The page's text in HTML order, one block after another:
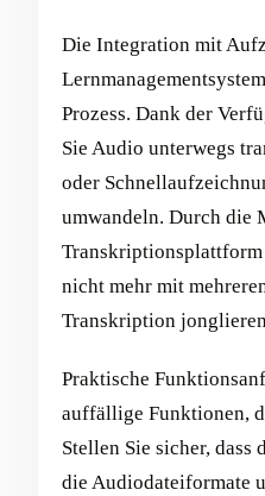
Die Integration mit
Prozess. Dank der
Sie Audio unterwegs
oder
umwandeln. Durch die
Transkriptionsplattform
nicht mehr mit
Transkription
Praktische
auffällige Funktionen,
Stellen Sie sicher,
die Audiodateiformate